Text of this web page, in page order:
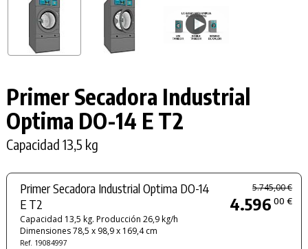
Primer Secadora Industrial
Optima DO-14 E T2
Capacidad 13,5 kg
Primer Secadora Industrial Optima DO-14
E T2
Capacidad 13,5 kg. Producción 26,9 kg/h
Dimensiones 78,5 x 98,9 x 169,4 cm
Ref. 19084997
5.745,00 €
4.596 00 €